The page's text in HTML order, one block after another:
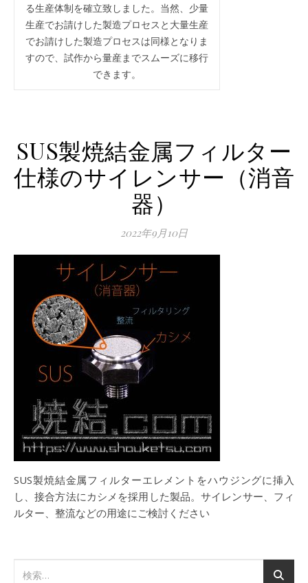
る生産体制を確立致しました。当然、少量
生産でお請けした製造プロセスと大量生産
でお請けした製造プロセスは同様となりま
すので、試作から量産までスムーズに移行
できます。
SUS製焼結金属フィルター
仕様のサイレンサー（消音
器）
2022年9月10日
SUS製焼結金属フィルターエレメントをハウジングに挿入
し、接合方法にカシメを採用した製品。サイレンサー、フィ
ルター、整流などの用途にご検討ください